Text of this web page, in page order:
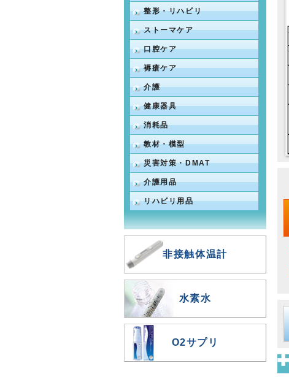
整形・リハビリ
ストーマケア
口腔ケア
褥瘡ケア
介護
健康器具
消耗品
教材・模型
災害対策・DMAT
介護用品
リハビリ用品
非接触体温計
水素水
O2サプリ